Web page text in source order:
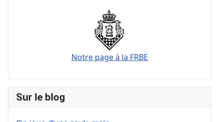
Notre page à la FRBE
Sur le blog